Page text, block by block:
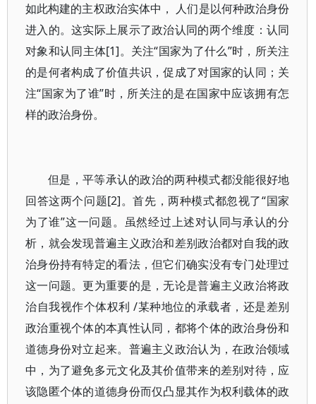
如此构建的主权政治实体中， 人们是以何种政治身份
进入的。这实际上展示了政治认同的两个维度：认同
对象和认同主体[1]。关注“国家为了什么”时，所关注
的是何者构成了价值共识，促成了对国家的认同；关
注“国家为了谁”时，所关注的是在国家中应该拥有怎
样的政治身份。
但是，平等承认的政治的两种模式都没能很好地
回答这两个问题[2]。首先，两种模式都忽视了“国家
为了谁”这一问题。虽然经过上述对认同与承认的分
析，就会发现普遍主义政治和差别政治都对自我的政
治身份持有特定的看法，但它们确实没有专门处理过
这一问题。更为重要的是，无论是普遍主义政治将政
治自我视作个体权利 /某种地位的承载者，还是差别
政治重视个体的本真性认同，都将个体的政治身份和
道德身份对立起来。普遍主义政治认为，在政治领域
中，为了避免多元文化及其价值带来的差别对待，应
该隐匿个体的道德身份而仅凸显其作为权利载体的政